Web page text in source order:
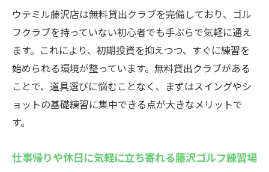
ウテミル藤沢店は無料貸出クラブを完備しており、ゴル
フクラブを持っていない初心者でも手ぶらで気軽に通え
ます。これにより、初期投資を抑えつつ、すぐに練習を
始められる環境が整っています。無料貸出クラブがある
ことで、道具選びに悩むことなく、まずはスイングやシ
ョットの基礎練習に集中できる点が大きなメリットで
す。
仕事帰りや休日に気軽に立ち寄れる藤沢ゴルフ練習場